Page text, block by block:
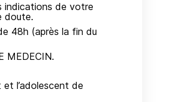
indications de votre
doute.
48h (après la fin du
MEDECIN.
l’adolescent de